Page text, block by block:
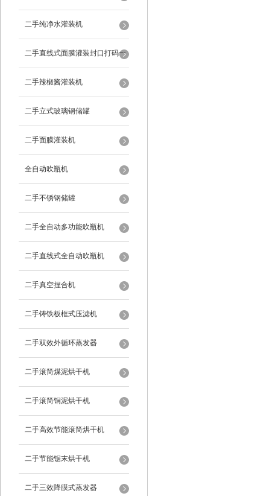
茶灌装机
二手纯净水灌装机
二手直线式面膜灌装封口打码一
体机
二手辣椒酱灌装机
二手立式玻璃钢储罐
二手面膜灌装机
全自动吹瓶机
二手不锈钢储罐
二手全自动多功能吹瓶机
二手直线式全自动吹瓶机
二手真空捏合机
二手铸铁板框式压滤机
二手双效外循环蒸发器
二手滚筒煤泥烘干机
二手滚筒铜泥烘干机
二手高效节能滚筒烘干机
二手节能锯末烘干机
二手三效降膜式蒸发器